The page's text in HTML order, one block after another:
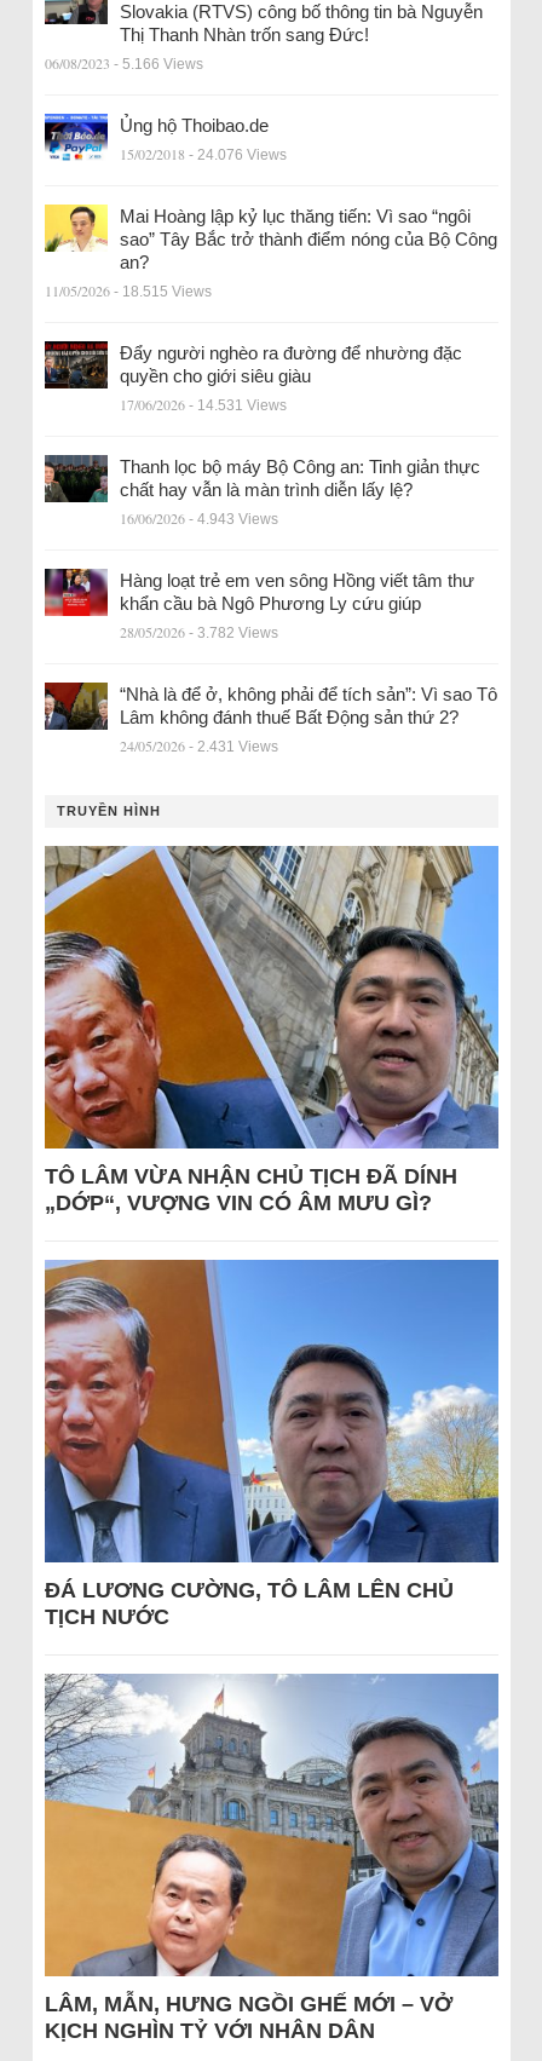
Slovakia (RTVS) công bố thông tin bà Nguyễn
Thị Thanh Nhàn trốn sang Đức!
06/08/2023 - 5.166 Views
Ủng hộ Thoibao.de
15/02/2018 - 24.076 Views
Mai Hoàng lập kỷ lục thăng tiến: Vì sao “ngôi
sao” Tây Bắc trở thành điểm nóng của Bộ Công
an?
11/05/2026 - 18.515 Views
Đẩy người nghèo ra đường để nhường đặc
quyền cho giới siêu giàu
17/06/2026 - 14.531 Views
Thanh lọc bộ máy Bộ Công an: Tinh giản thực
chất hay vẫn là màn trình diễn lấy lệ?
16/06/2026 - 4.943 Views
Hàng loạt trẻ em ven sông Hồng viết tâm thư
khẩn cầu bà Ngô Phương Ly cứu giúp
28/05/2026 - 3.782 Views
“Nhà là để ở, không phải để tích sản”: Vì sao Tô
Lâm không đánh thuế Bất Động sản thứ 2?
24/05/2026 - 2.431 Views
TRUYỀN HÌNH
TÔ LÂM VỪA NHẬN CHỦ TỊCH ĐÃ DÍNH
„DỚP“, VƯỢNG VIN CÓ ÂM MƯU GÌ?
ĐÁ LƯƠNG CƯỜNG, TÔ LÂM LÊN CHỦ
TỊCH NƯỚC
LÂM, MẪN, HƯNG NGỒI GHẾ MỚI – VỞ
KỊCH NGHÌN TỶ VỚI NHÂN DÂN